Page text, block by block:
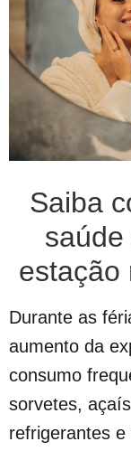
Saiba
estação
Durante as
aumento da
consumo
sorvetes,
refrigerantes